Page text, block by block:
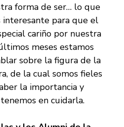
forma de ser… lo que
interesante para que el
cariño por nuestra
meses estamos
sobre la figura de la
de la cual somos fieles
la importancia y
en cuidarla.